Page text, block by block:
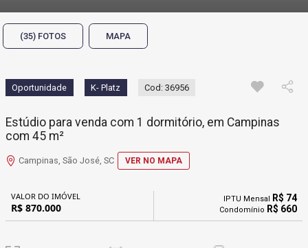
(35) FOTOS MAPA
Oportunidade K- Platz Cod: 36956
Estúdio para venda com 1 dormitório, em Campinas
com 45 m²
Campinas, São José, SC VER NO MAPA
VALOR DO IMÓVEL
R$ 870.000
IPTU Mensal R$ 74
Condomínio R$ 660